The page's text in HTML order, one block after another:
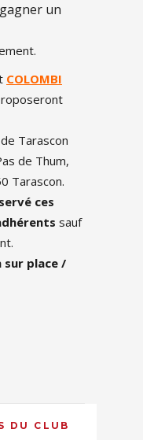
un
COLOMBI
Tarascon
de Thum,
Tarascon.
ces
sauf
place /
DU CLUB